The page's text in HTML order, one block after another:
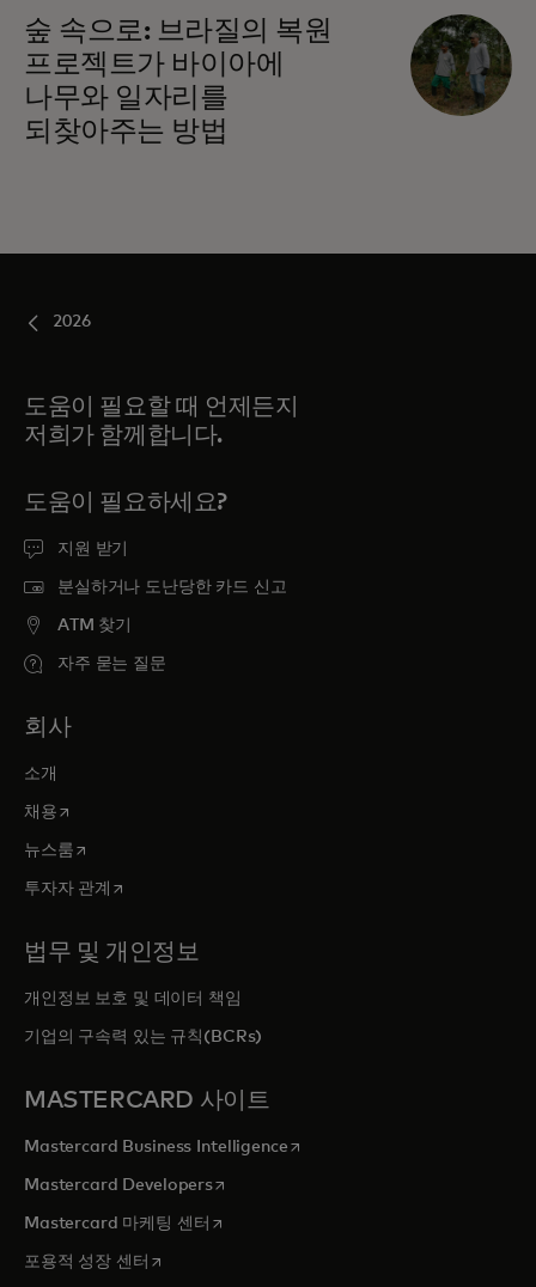
숲 속으로: 브라질의 복원
프로젝트가 바이아에
나무와 일자리를
되찾아주는 방법
2026
도움이 필요할 때 언제든지
저희가 함께합니다.
도움이 필요하세요?
지원 받기
분실하거나 도난당한 카드 신고
ATM 찾기
자주 묻는 질문
회사
소개
채용새 탭에서 열림
뉴스룸새 탭에서 열림
투자자 관계 새 탭에서 열림
법무 및 개인정보
개인정보 보호 및 데이터 책임
기업의 구속력 있는 규칙(BCRs)
MASTERCARD 사이트
Mastercard Business Intelligence새 탭에서 열림
Mastercard Developers새 탭에서 열림
Mastercard 마케팅 센터 새 탭에서 열림
포용적 성장 센터 새 탭에서 열림